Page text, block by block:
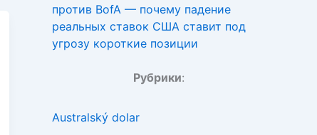
против BofA — почему падение
реальных ставок США ставит под
угрозу короткие позиции
Рубрики:
Australský dolar